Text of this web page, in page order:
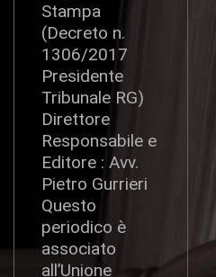
Stampa
(Decreto n.
1306/2017
Presidente
Tribunale RG)
Direttore
Responsabile e
Editore : Avv.
Pietro Gurrieri
Questo
periodico è
associato
all’Unione